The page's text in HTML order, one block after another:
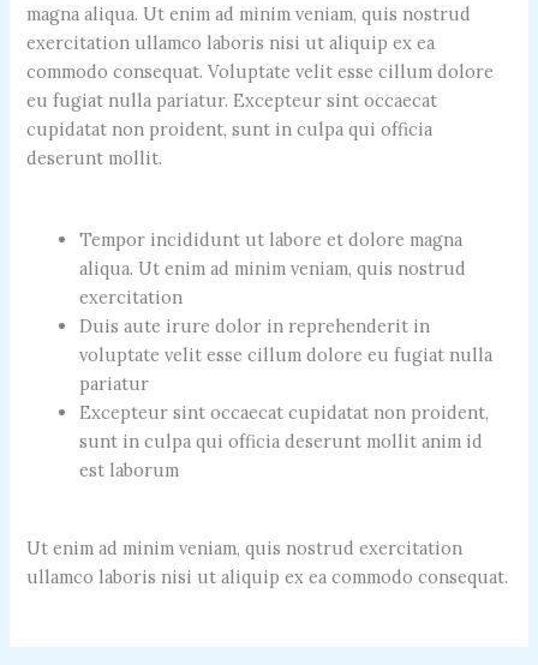
magna aliqua. Ut enim ad minim veniam, quis nostrud
exercitation ullamco laboris nisi ut aliquip ex ea
commodo consequat. Voluptate velit esse cillum dolore
eu fugiat nulla pariatur. Excepteur sint occaecat
cupidatat non proident, sunt in culpa qui officia
deserunt mollit.
Tempor incididunt ut labore et dolore magna
aliqua. Ut enim ad minim veniam, quis nostrud
exercitation
Duis aute irure dolor in reprehenderit in
voluptate velit esse cillum dolore eu fugiat nulla
pariatur
Excepteur sint occaecat cupidatat non proident,
sunt in culpa qui officia deserunt mollit anim id
est laborum
Ut enim ad minim veniam, quis nostrud exercitation
ullamco laboris nisi ut aliquip ex ea commodo consequat.